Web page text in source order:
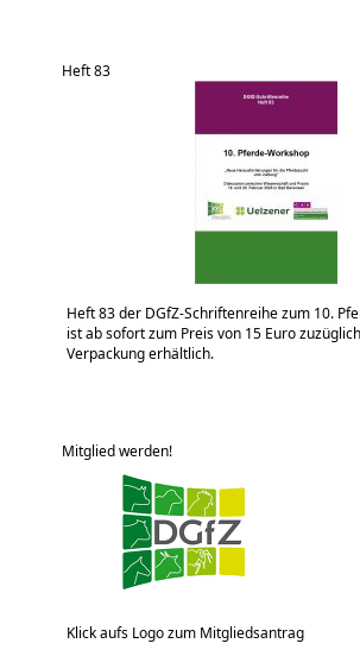
Heft 83
Heft 83 der DGfZ-Schriftenreihe zum 10.
ist ab sofort zum Preis von 15 Euro
Verpackung erhältlich.
Mitglied werden!
Klick aufs Logo zum Mitgliedsantrag